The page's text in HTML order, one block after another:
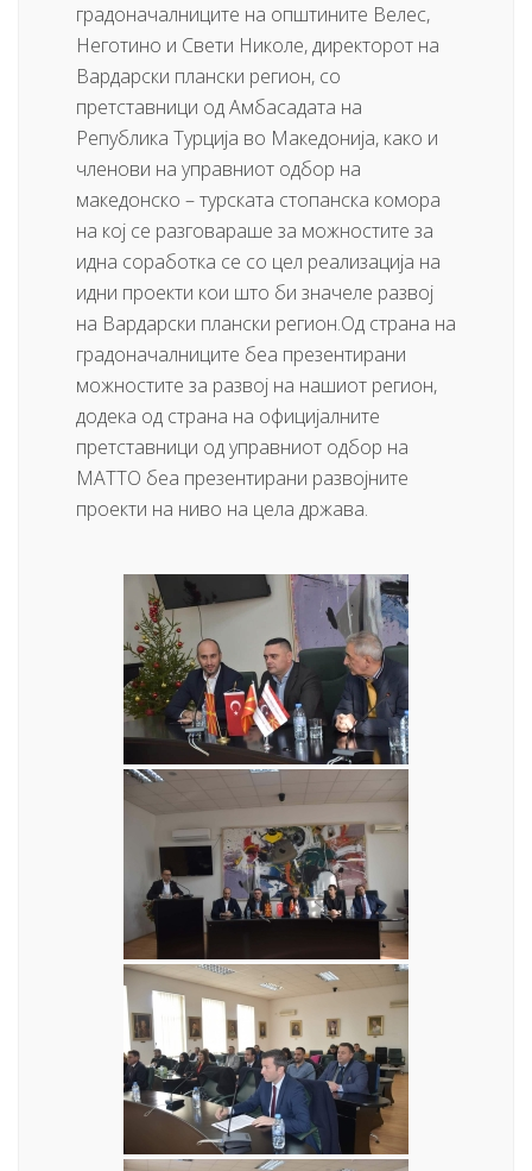
градоначалниците на општините Велес,
Неготино и Свети Николе, директорот на
Вардарски плански регион, со
претставници од Амбасадата на
Република Турција во Македонија, како и
членови на управниот одбор на
македонско – турската стопанска комора
на кој се разговараше за можностите за
идна соработка се со цел реализација на
идни проекти кои што би значеле развој
на Вардарски плански регион.Од страна на
градоначалниците беа презентирани
можностите за развој на нашиот регион,
додека од страна на официјалните
претставници од управниот одбор на
МАТТО беа презентирани развојните
проекти на ниво на цела држава.